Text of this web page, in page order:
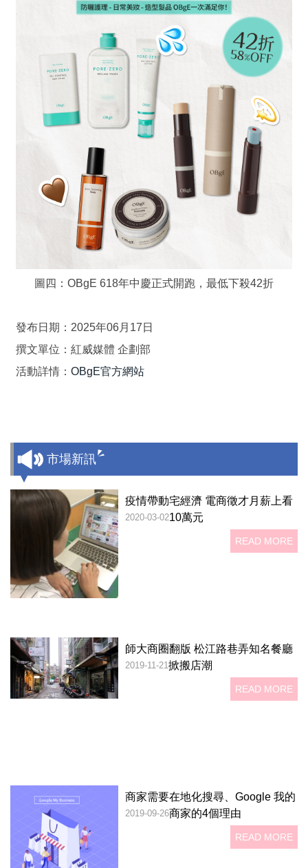
圖四：OBgE 618年中慶正式開跑，最低下殺42折
發布日期：2025年06月17日
撰文單位：紅威媒體 企劃部
活動詳情： OBgE官方網站
市場新訊
疫情帶動宅經濟 電商徵才月薪上看
10萬元
2020-03-02
READ MORE
師大商圈翻版 松江路巷弄知名餐廳
掀搬店潮
2019-11-21
READ MORE
商家需要在地化搜尋、Google 我的
商家的4個理由
2019-09-26
READ MORE